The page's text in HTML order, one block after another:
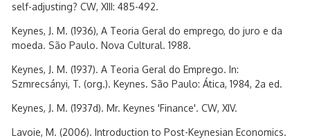
self-adjusting? CW, XIII: 485-492.
Keynes, J. M. (1936), A Teoria Geral do emprego, do juro e da
moeda. São Paulo. Nova Cultural. 1988.
Keynes, J. M. (1937). A Teoria Geral do Emprego. In:
Szmrecsányi, T. (org.). Keynes. São Paulo: Ática, 1984, 2a ed.
Keynes, J. M. (1937d). Mr. Keynes 'Finance'. CW, XIV.
Lavoie, M. (2006). Introduction to Post-Keynesian Economics.